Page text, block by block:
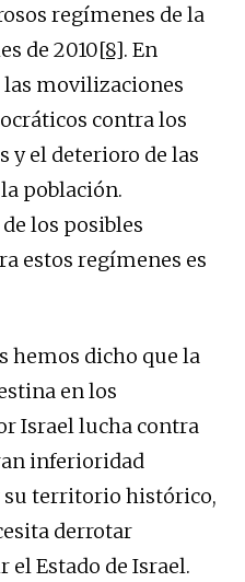
regímenes de la
de 2010[8]. En
las movilizaciones
contra los
y el deterioro de las
población.
los posibles
estos regímenes es
hemos dicho que la
en los
Israel lucha contra
inferioridad
territorio histórico,
derrotar
Estado de Israel.